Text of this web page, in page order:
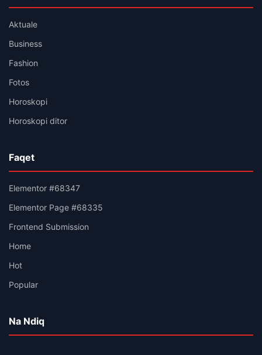
Aktuale
Business
Fashion
Fotos
Horoskopi
Horoskopi ditor
Faqet
Elementor #68347
Elementor Page #68335
Frontend Submission
Home
Hot
Popular
Na Ndiq